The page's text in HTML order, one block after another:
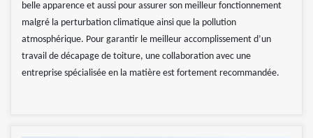
belle apparence et aussi pour assurer son meilleur fonctionnement
malgré la perturbation climatique ainsi que la pollution
atmosphérique. Pour garantir le meilleur accomplissement d’un
travail de décapage de toiture, une collaboration avec une
entreprise spécialisée en la matière est fortement recommandée.